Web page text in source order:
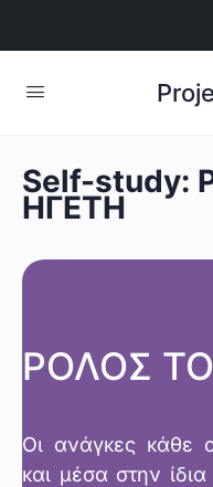
Self-study:
ΗΓΕΤΗ
ΡΟΛΟΣ
Οι ανάγκες κάθε
και μέσα στην